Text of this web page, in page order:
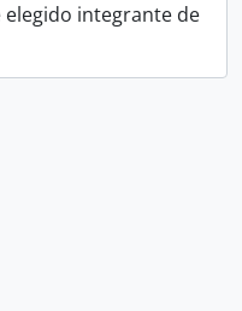
elegido integrante de